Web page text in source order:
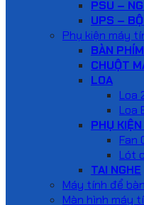
PSU –
UPS –
Phụ kiện máy
BÀN PHÍM
CHUỘT
LOA
Loa
Loa
PHỤ
Fan
Lót
TAI NGHE
Máy tính để bàn
Màn hình máy